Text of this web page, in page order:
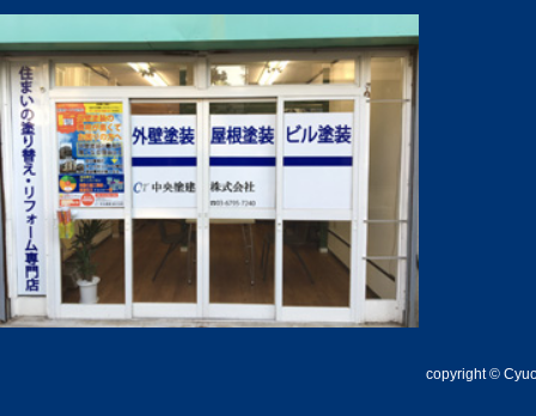
copyright ©